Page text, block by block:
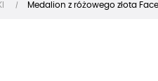
Medalion z różowego złota Face